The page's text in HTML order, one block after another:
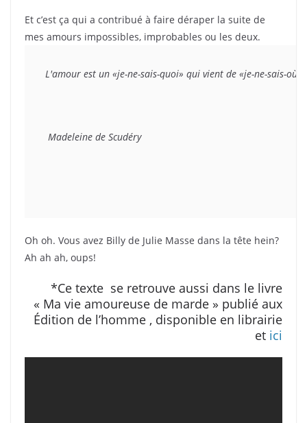
Et c’est ça qui a contribué à faire déraper la suite de
mes amours impossibles, improbables ou les deux.
L'amour est un «je-ne-sais-quoi» qui vient de «je-ne-sais-
Madeleine de Scudéry
Oh oh. Vous avez Billy de Julie Masse dans la tête hein?
Ah ah ah, oups!
*Ce texte se retrouve aussi dans le livre
« Ma vie amoureuse de marde » publié aux
Édition de l’homme , disponible en librairie
et ici